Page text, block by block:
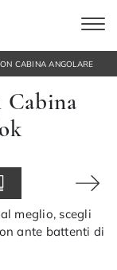
CABINA ANGOLARE
meglio, scegli
ante battenti di